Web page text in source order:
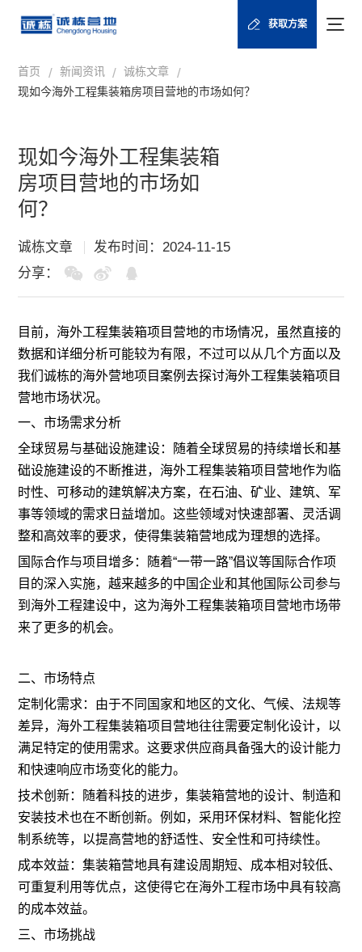
获取方案
首页 / 新闻资讯 / 诚栋文章 /
现如今海外工程集装箱房项目营地的市场如何？
现如今海外工程集装箱
房项目营地的市场如
何？
诚栋文章
发布时间：2024-11-15
分享：
目前，海外工程集装箱项目营地的市场情况，虽然直接的
数据和详细分析可能较为有限，不过可以从几个方面以及
我们诚栋的海外营地项目案例去探讨海外工程集装箱项目
营地市场状况。
一、市场需求分析
全球贸易与基础设施建设：随着全球贸易的持续增长和基
础设施建设的不断推进，海外工程集装箱项目营地作为临
时性、可移动的建筑解决方案，在石油、矿业、建筑、军
事等领域的需求日益增加。这些领域对快速部署、灵活调
整和高效率的要求，使得集装箱营地成为理想的选择。
国际合作与项目增多：随着“一带一路”倡议等国际合作项
目的深入实施，越来越多的中国企业和其他国际公司参与
到海外工程建设中，这为海外工程集装箱项目营地市场带
来了更多的机会。
二、市场特点
定制化需求：由于不同国家和地区的文化、气候、法规等
差异，海外工程集装箱项目营地往往需要定制化设计，以
满足特定的使用需求。这要求供应商具备强大的设计能力
和快速响应市场变化的能力。
技术创新：随着科技的进步，集装箱营地的设计、制造和
安装技术也在不断创新。例如，采用环保材料、智能化控
制系统等，以提高营地的舒适性、安全性和可持续性。
成本效益：集装箱营地具有建设周期短、成本相对较低、
可重复利用等优点，这使得它在海外工程市场中具有较高
的成本效益。
三、市场挑战